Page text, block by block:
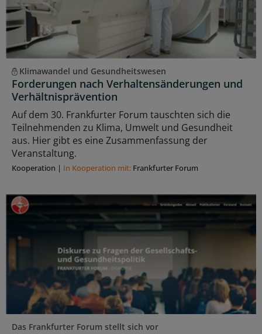
Klimawandel und Gesundheitswesen
Forderungen nach Verhaltensänderungen und
Verhältnisprävention
Auf dem 30. Frankfurter Forum tauschten sich die
Teilnehmenden zu Klima, Umwelt und Gesundheit
aus. Hier gibt es eine Zusammenfassung der
Veranstaltung.
Kooperation | In Kooperation mit: Frankfurter Forum
Das Frankfurter Forum stellt sich vor